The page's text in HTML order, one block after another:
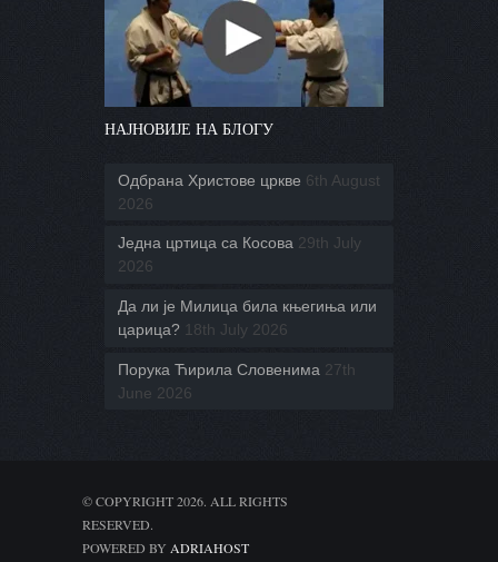
НАЈНОВИЈЕ НА БЛОГУ
Одбрана Христове цркве 6th August
2026
Једна цртица са Косова 29th July
2026
Да ли је Милица била књегиња или
царица? 18th July 2026
Порука Ћирила Словенима 27th
June 2026
© COPYRIGHT 2026. ALL RIGHTS
RESERVED.
POWERED BY ADRIAHOST